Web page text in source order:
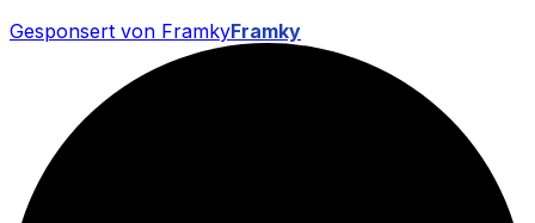
Gesponsert von FramkyFramky